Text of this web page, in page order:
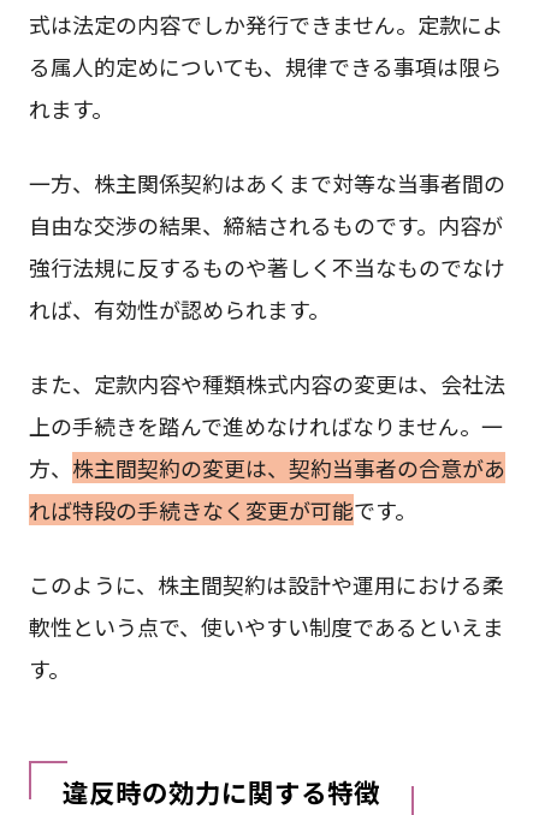
式は法定の内容でしか発行できません。定款によ
る属人的定めについても、規律できる事項は限ら
れます。
一方、株主関係契約はあくまで対等な当事者間の
自由な交渉の結果、締結されるものです。内容が
強行法規に反するものや著しく不当なものでなけ
れば、有効性が認められます。
また、定款内容や種類株式内容の変更は、会社法
上の手続きを踏んで進めなければなりません。一
方、 株主間契約の変更は、契約当事者の合意があ
れば特段の手続きなく変更が可能です。
このように、株主間契約は設計や運用における柔
軟性という点で、使いやすい制度であるといえま
す。
違反時の効力に関する特徴